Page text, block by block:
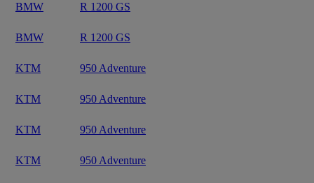
BMW R 1200 GS
BMW R 1200 GS
KTM 950 Adventure
KTM 950 Adventure
KTM 950 Adventure
KTM 950 Adventure